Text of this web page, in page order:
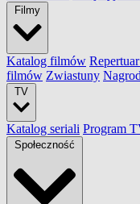
Filmy
Katalog filmów
filmów Zwiastuny
TV
Katalog seriali Program
Społeczność